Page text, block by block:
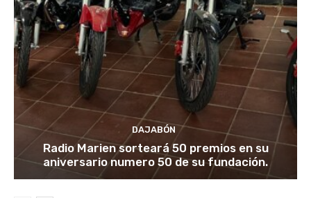
DAJABÓN
Radio Marien sorteará 50 premios en su
aniversario numero 50 de su fundación.